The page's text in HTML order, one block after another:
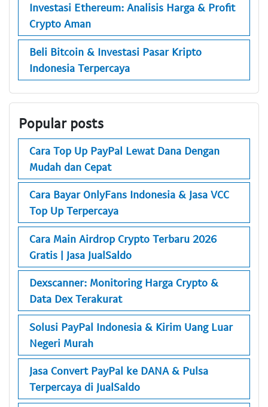
Investasi Ethereum: Analisis Harga & Profit
Crypto Aman
Beli Bitcoin & Investasi Pasar Kripto
Indonesia Terpercaya
Popular posts
Cara Top Up PayPal Lewat Dana Dengan
Mudah dan Cepat
Cara Bayar OnlyFans Indonesia & Jasa VCC
Top Up Terpercaya
Cara Main Airdrop Crypto Terbaru 2026
Gratis | Jasa JualSaldo
Dexscanner: Monitoring Harga Crypto &
Data Dex Terakurat
Solusi PayPal Indonesia & Kirim Uang Luar
Negeri Murah
Jasa Convert PayPal ke DANA & Pulsa
Terpercaya di JualSaldo